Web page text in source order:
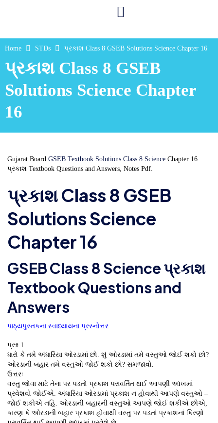
Home STDs પ્રકાશ Class 8 GSEB Solutions Science Chapter 16
પ્રકાશ Class 8 GSEB
Solutions Science Chapter
16
Gujarat Board GSEB Textbook Solutions Class 8 Science Chapter 16
પ્રકાશ Textbook Questions and Answers, Notes Pdf.
પ્રકાશ Class 8 GSEB
Solutions Science
Chapter 16
GSEB Class 8 Science પ્રકાશ
Textbook Questions and
Answers
પાઠ્યપુસ્તકના સ્વાધ્યાયના પ્રસ્નોત્તર
પ્રશ્ન 1.
ધારો કે તમે અંધારિયા ઓરડામાં છો. શું ઓરડામાં તમે વસ્તુઓ જોઈ શકો છો?
ઓરડાની બહાર તમે વસ્તુઓ જોઈ શકો છો? સમજાવો.
ઉત્તરઃ
વસ્તુ જોવા માટે તેના પર પડતો પ્રકાશ પરાવર્તિત થઈ આપણી આંખમાં
પ્રવેશવો જોઈએ. અંધારિયા ઓરડામાં પ્રકાશ ન હોવાથી આપણે વસ્તુઓ –
જોઈ શકીએ નહિ. ઓરડાની બહારની વસ્તુઓ આપણે જોઈ શકીએ છીએ,
કારણ કે ઓરડાની બહાર પ્રકાશ હોવાથી વસ્તુ પર પડતાં પ્રકાશનાં કિરણો